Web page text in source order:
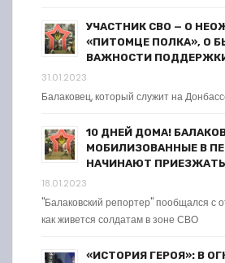
УЧАСТНИК СВО — О
«ПИТОМЦЕ ПОЛКА», О
ВАЖНОСТИ
31.01.2023
Балаковец, который служит на
10 ДНЕЙ ДОМА!
МОБИЛИЗОВАННЫЕ В
НАЧИНАЮТ ПРИЕЗЖАТЬ
18.01.2023
"Балаковский репортер" пообщался с
как живется солдатам в зоне СВО
«ИСТОРИЯ ГЕРОЯ»: В